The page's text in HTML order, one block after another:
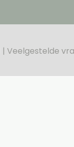
Veelgestelde